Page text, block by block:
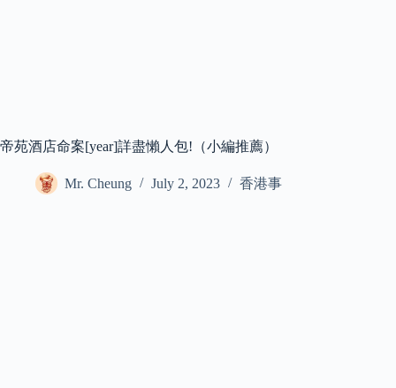
帝苑酒店命案[year]詳盡懶人包!（小編推薦）
Mr. Cheung July 2, 2023 香港事